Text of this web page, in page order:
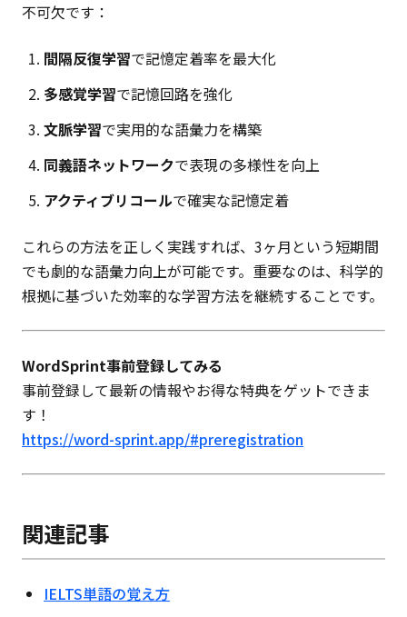
不可欠です：
間隔反復学習で記憶定着率を最大化
多感覚学習で記憶回路を強化
文脈学習で実用的な語彙力を構築
同義語ネットワークで表現の多様性を向上
アクティブリコールで確実な記憶定着
これらの方法を正しく実践すれば、3ヶ月という短期間
でも劇的な語彙力向上が可能です。重要なのは、科学的
根拠に基づいた効率的な学習方法を継続することです。
WordSprint事前登録してみる
事前登録して最新の情報やお得な特典をゲットできま
す！
https://word-sprint.app/#preregistration
関連記事
IELTS単語の覚え方